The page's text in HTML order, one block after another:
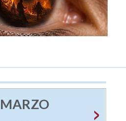
MARZO